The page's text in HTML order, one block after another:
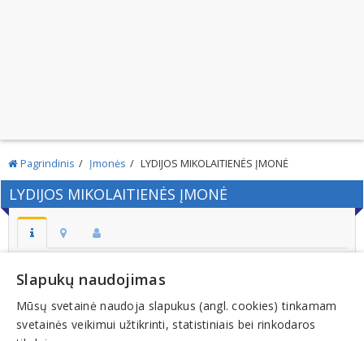
Pagrindinis Įmonės LYDIJOS MIKOLAITIENĖS ĮMONĖ
LYDIJOS MIKOLAITIENĖS ĮMONĖ
Adresas:
KRETINGA
Kodas:
264694870
Slapukų naudojimas
Mūsų svetainė naudoja slapukus (angl. cookies) tinkamam
svetainės veikimui užtikrinti, statistiniais bei rinkodaros